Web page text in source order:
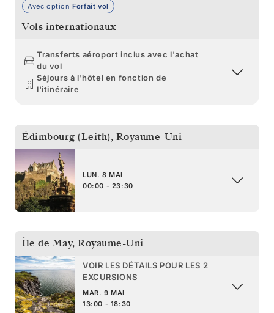
Avec option Forfait vol
Vols internationaux
Transferts aéroport inclus avec l'achat
du vol
Séjours à l'hôtel en fonction de
l'itinéraire
Édimbourg (Leith), Royaume-Uni
LUN. 8 MAI
00:00 - 23:30
Île de May, Royaume-Uni
VOIR LES DÉTAILS POUR LES 2
EXCURSIONS
MAR. 9 MAI
13:00 - 18:30